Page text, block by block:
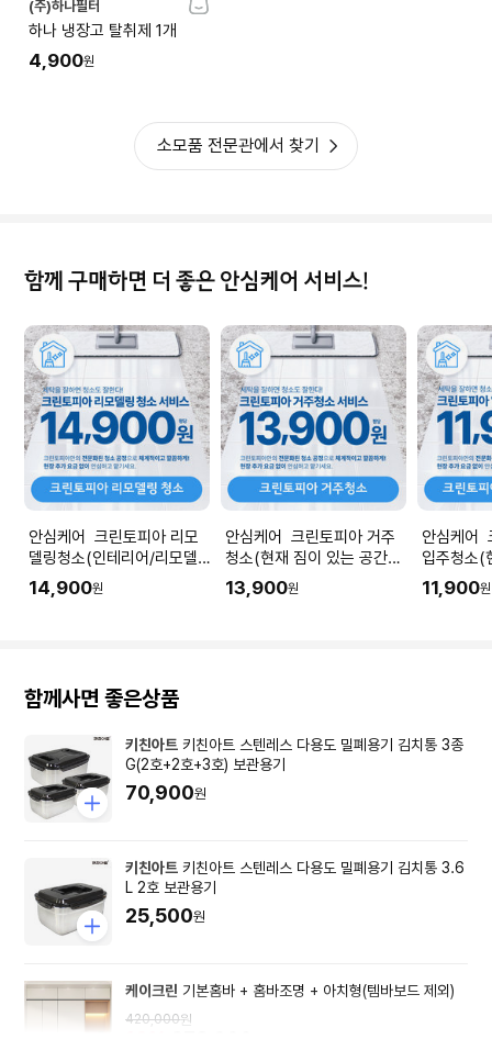
(주)하나필터
하나 냉장고 탈취제 1개
4,900원
소모품 전문관에서 찾기
함께 구매하면 더 좋은 안심케어 서비스!
안심케어 크린토피아 리모
델링청소(인테리어/리모델
링 공사 직후) I 공간 평수에
맞춰 수량을 입력해주세요.
14,900원
안심케어 크린토피아 거주
청소(현재 짐이 있는 공간청
소) I 공간 평수에 맞춰 수량
을 입력해주세요.
13,900원
안심케어
입주청소(
청소) I 공
량을 입력
11,900원
함께사면 좋은상품
키친아트 키친아트 스텐레스 다용도 밀폐용기 김치통 3종
G(2호+2호+3호) 보관용기
70,900원
키친아트 키친아트 스텐레스 다용도 밀폐용기 김치통 3.6
L 2호 보관용기
25,500원
케이크린 기본홈바 + 홈바조명 + 아치형(템바보드 제외)
420,000원